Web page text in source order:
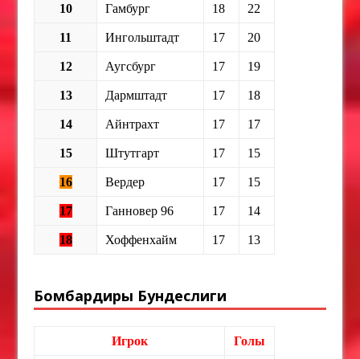
10 Гамбург 18 22
11 Ингольштадт 17 20
12 Аугсбург 17 19
13 Дармштадт 17 18
14 Айнтрахт 17 17
15 Штутгарт 17 15
16 Вердер 17 15
17 Ганновер 96 17 14
18 Хоффенхайм 17 13
Бомбардиры Бундеслиги
Игрок Голы